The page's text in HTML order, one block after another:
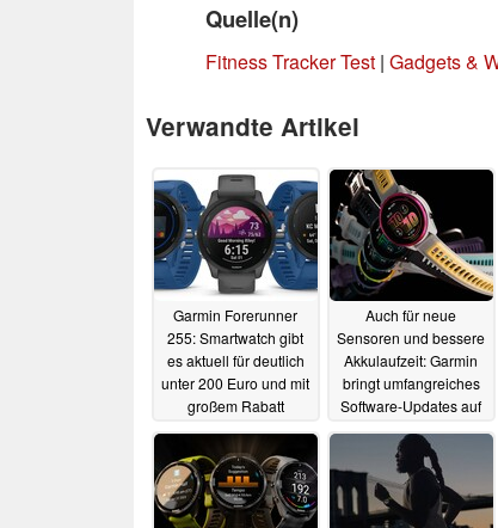
Quelle(n)
Fitness Tracker Test | Gadgets &
Verwandte Artikel
Garmin Forerunner
255: Smartwatch gibt
es aktuell für deutlich
unter 200 Euro und mit
großem Rabatt
11.10.2025
Auch für neue
Sensoren und bessere
Akkulaufzeit: Garmin
bringt umfangreiches
Software-Updates auf
18.09.2025